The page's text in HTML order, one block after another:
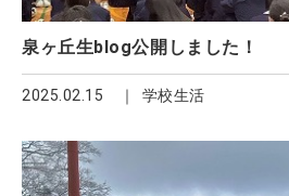
泉ヶ丘生blog公開しました！
2025.02.15 学校生活